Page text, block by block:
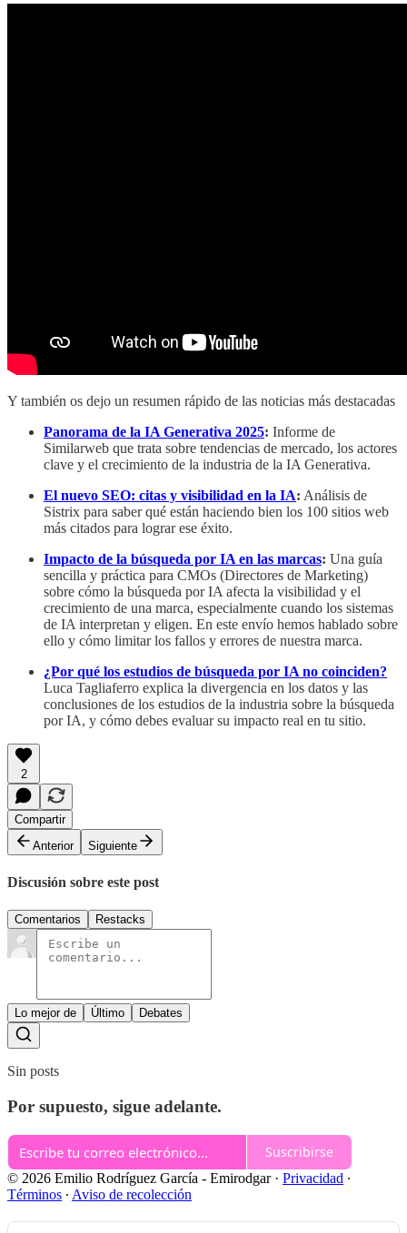
Y también os dejo un resumen rápido de las noticias más destacadas
Panorama de la IA Generativa 2025: Informe de
Similarweb que trata sobre tendencias de mercado, los actores
clave y el crecimiento de la industria de la IA Generativa.
El nuevo SEO: citas y visibilidad en la IA: Análisis de
Sistrix para saber qué están haciendo bien los 100 sitios web
más citados para lograr ese éxito.
Impacto de la búsqueda por IA en las marcas: Una guía
sencilla y práctica para CMOs (Directores de Marketing)
sobre cómo la búsqueda por IA afecta la visibilidad y el
crecimiento de una marca, especialmente cuando los sistemas
de IA interpretan y eligen. En este envío hemos hablado sobre
ello y cómo limitar los fallos y errores de nuestra marca.
¿Por qué los estudios de búsqueda por IA no coinciden?
Luca Tagliaferro explica la divergencia en los datos y las
conclusiones de los estudios de la industria sobre la búsqueda
por IA, y cómo debes evaluar su impacto real en tu sitio.
2
Compartir
Anterior
Siguiente
Discusión sobre este post
Comentarios Restacks
Lo mejor de Último Debates
Sin posts
Por supuesto, sigue adelante.
Suscribirse
© 2026 Emilio Rodríguez García - Emirodgar· Privacidad ∙
Términos ∙ Aviso de recolección